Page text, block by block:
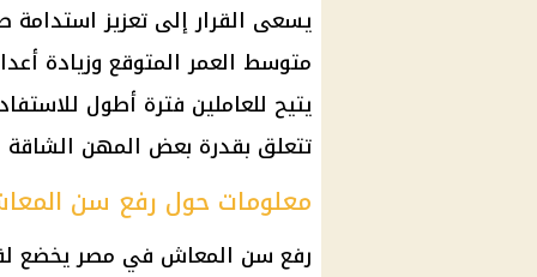
يسعى القرارإلى تعزيز استدامة
متوسط العمر المتوقع وزيادة
يتيح للعاملين فترة أطول
تتعلق بقدرة بعض المهن الشاقة
معلومات حول رفع سن
رفع سن المعاش في مصر يخضع